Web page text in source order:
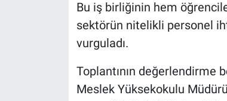
Bu iş birliğinin hem
sektörün nitelikli personel
vurguladı.
Toplantının değerlendirme
Meslek Yüksekokulu